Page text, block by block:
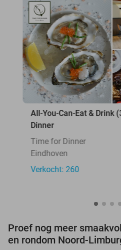
All-You-Can-Eat & Drink
Dinner
Time for Dinner
Eindhoven
Verkocht: 260
Proef nog meer
en rondom Noord-